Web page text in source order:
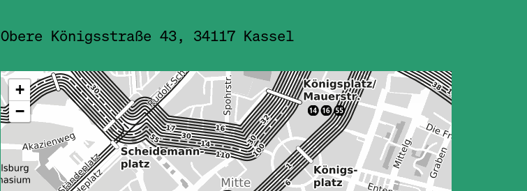
Obere Königsstraße 43, 34117 Kassel
ˇ